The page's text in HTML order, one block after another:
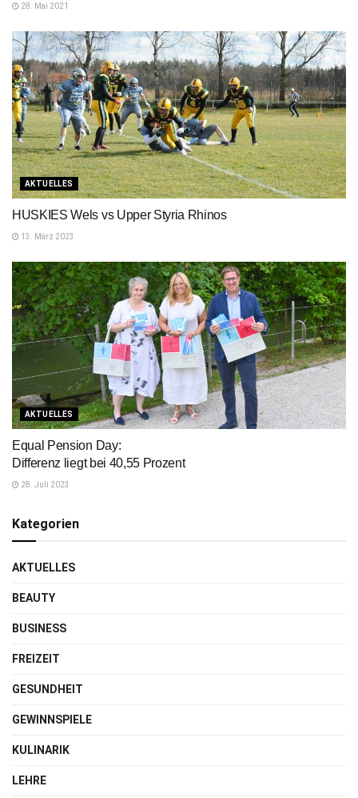
28. Mai 2021
AKTUELLES
HUSKIES Wels vs Upper Styria Rhinos
13. März 2023
AKTUELLES
Equal Pension Day:
Differenz liegt bei 40,55 Prozent
28. Juli 2023
Kategorien
AKTUELLES
BEAUTY
BUSINESS
FREIZEIT
GESUNDHEIT
GEWINNSPIELE
KULINARIK
LEHRE